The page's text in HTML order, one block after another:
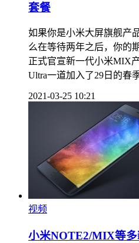
套餐
如果你是小米大屏旗舰产
么在等待两年之后，你的
正式官宣新一代小米MIX
Ultra一道加入了29日的春
2021-03-25 10:21
视频
小米NOTE2/MIX等多